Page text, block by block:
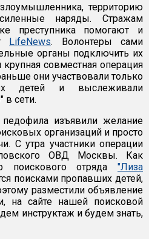
территорию
наряды. Стражам
преступника помогают и
LifeNews. Волонтеры сами
органы подключить их
совместная операция
они участвовали только
детей и выслеживали
в сети.
изъявили желание
организаций и просто
С утра участники операции
ОВД Москвы. Как
поискового отряда "Лиза
поисками пропавших детей,
разместили объявление
сайте нашей поисковой
инструктаж и будем знать,